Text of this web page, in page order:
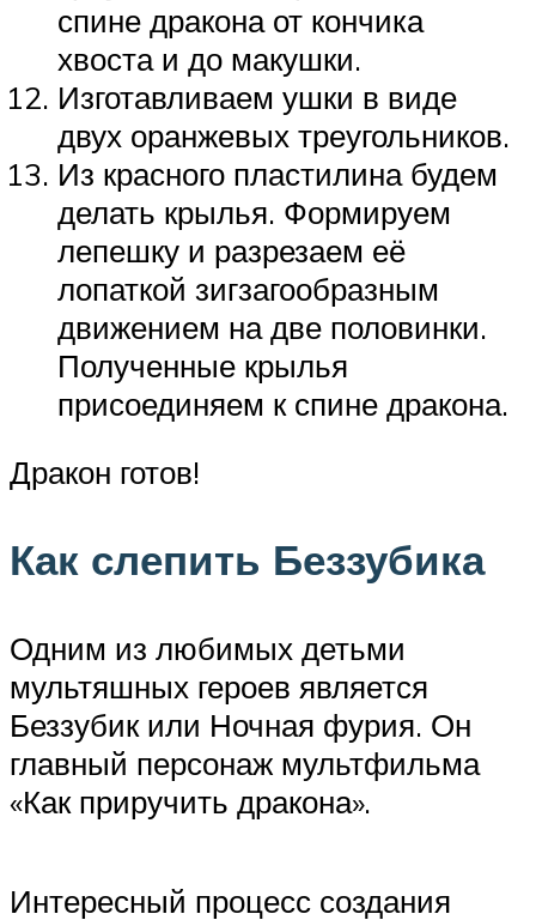
спине дракона от кончика
хвоста и до макушки.
Изготавливаем ушки в виде
двух оранжевых треугольников.
Из красного пластилина будем
делать крылья. Формируем
лепешку и разрезаем её
лопаткой зигзагообразным
движением на две половинки.
Полученные крылья
присоединяем к спине дракона.
Дракон готов!
Как слепить Беззубика
Одним из любимых детьми
мультяшных героев является
Беззубик или Ночная фурия. Он
главный персонаж мультфильма
«Как приручить дракона».
Интересный процесс создания